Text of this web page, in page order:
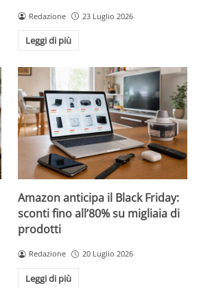
Redazione 23 Luglio 2026
Leggi di più
Amazon anticipa il Black Friday:
sconti fino all’80% su migliaia di
prodotti
Redazione 20 Luglio 2026
Leggi di più